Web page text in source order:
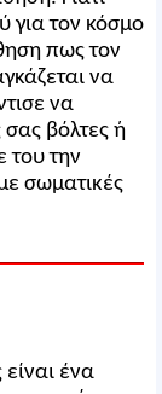
για τον κόσμο
πως τον
να
να
σας βόλτες ή
του την
σωματικές
ένα